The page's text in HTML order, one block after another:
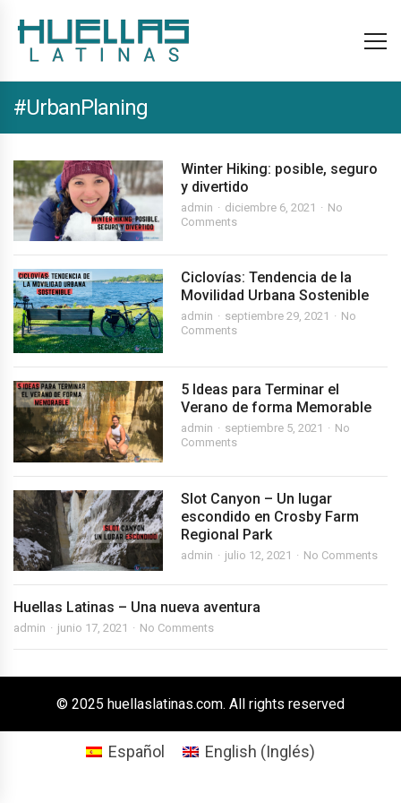
#UrbanPlaning
Winter Hiking: posible, seguro
y divertido
admin diciembre 6, 2021
No
Comments
Ciclovías: Tendencia de la
Movilidad Urbana Sostenible
admin septiembre 29, 2021
No
Comments
5 Ideas para Terminar el
Verano de forma Memorable
admin septiembre 5, 2021
No
Comments
Slot Canyon – Un lugar
escondido en Crosby Farm
Regional Park
admin julio 12, 2021 No Comments
Huellas Latinas – Una nueva aventura
admin junio 17, 2021 No Comments
© 2025 huellaslatinas.com. All rights reserved
Español English (Inglés)